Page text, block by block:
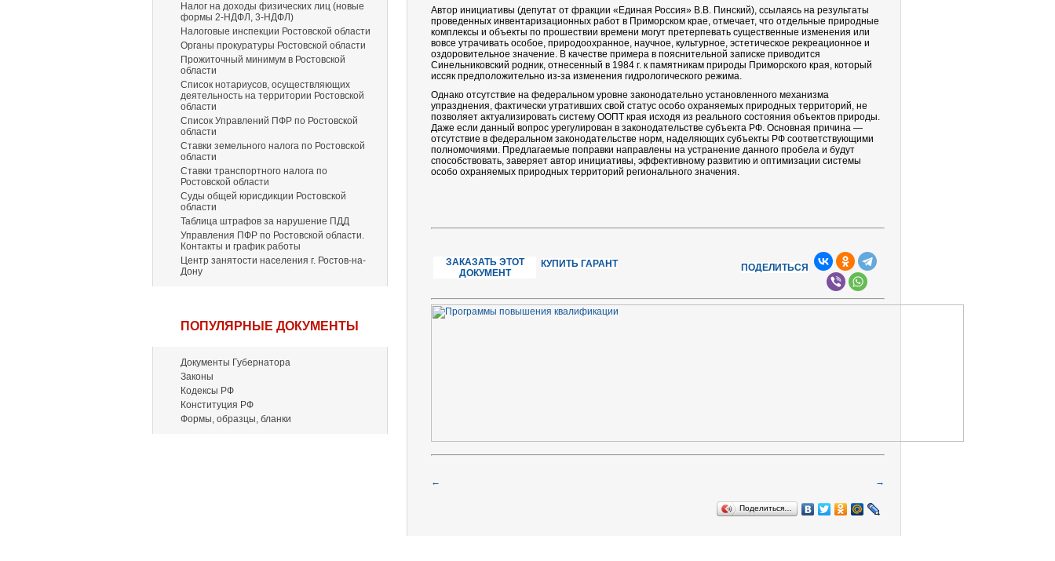
Налог на доходы физических лиц (новые
формы 2-НДФЛ, 3-НДФЛ)
Налоговые инспекции Ростовской области
Органы прокуратуры Ростовской области
Прожиточный минимум в Ростовской
области
Список нотариусов, осуществляющих
деятельность на территории Ростовской
области
Список Управлений ПФР по Ростовской
области
Ставки земельного налога по Ростовской
области
Ставки транспортного налога по
Ростовской области
Суды общей юрисдикции Ростовской
области
Таблица штрафов за нарушение ПДД
Управления ПФР по Ростовской области.
Контакты и график работы
Центр занятости населения г. Ростов-на-
Дону
ПОПУЛЯРНЫЕ ДОКУМЕНТЫ
Документы Губернатора
Законы
Кодексы РФ
Конституция РФ
Формы, образцы, бланки
Автор инициативы (депутат от фракции «Единая Россия» В.В. Пинский), ссылаясь на результаты
проведенных инвентаризационных работ в Приморском крае, отмечает, что отдельные природные
комплексы и объекты по прошествии времени могут претерпевать существенные изменения или
вовсе утрачивать особое, природоохранное, научное, культурное, эстетическое рекреационное и
оздоровительное значение. В качестве примера в пояснительной записке приводится
Синельниковский родник, отнесенный в 1984 г. к памятникам природы Приморского края, который
иссяк предположительно из-за изменения гидрологического режима.
Однако отсутствие на федеральном уровне законодательно установленного механизма
упразднения, фактически утративших свой статус особо охраняемых природных территорий, не
позволяет актуализировать систему ООПТ края исходя из реального состояния объектов природы.
Даже если данный вопрос урегулирован в законодательстве субъекта РФ. Основная причина —
отсутствие в федеральном законодательстве норм, наделяющих субъекты РФ соответствующими
полномочиями. Предлагаемые поправки направлены на устранение данного пробела и будут
способствовать, заверяет автор инициативы, эффективному развитию и оптимизации системы
особо охраняемых природных территорий регионального значения.
ЗАКАЗАТЬ ЭТОТ
ДОКУМЕНТ
КУПИТЬ ГАРАНТ ПОДЕЛИТЬСЯ
← →
Поделиться…